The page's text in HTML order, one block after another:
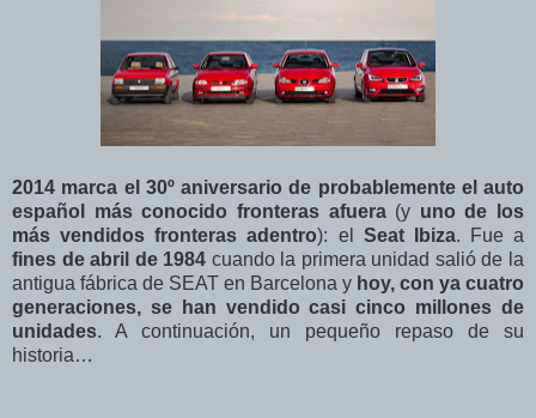
2014 marca el 30º aniversario de probablemente el auto
español más conocido fronteras afuera (y uno de los
más vendidos fronteras adentro): el Seat Ibiza. Fue a
fines de abril de 1984 cuando la primera unidad salió de la
antigua fábrica de SEAT en Barcelona y hoy, con ya cuatro
generaciones, se han vendido casi cinco millones de
unidades. A continuación, un pequeño repaso de su
historia…